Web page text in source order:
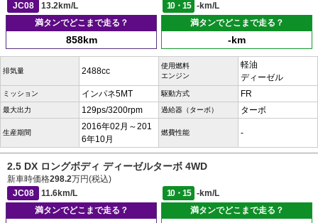
JC08
13.2km/L 10・15
-km/L
満タンでどこまで走る？
858km
満タンでどこまで走る？
-km
排気量 2488cc
使用燃料
エンジン
軽油
ディーゼル
ミッション インパネ5MT 駆動方式 FR
最大出力 129ps/3200rpm 過給器（ターボ） ターボ
生産期間
2016年02月～201
6年10月
燃費性能 -
2.5 DX ロングボディ ディーゼルターボ 4WD
新車時価格298.2万円(税込)
JC08
11.6km/L 10・15
-km/L
満タンでどこまで走る？
満タンでどこまで走る？